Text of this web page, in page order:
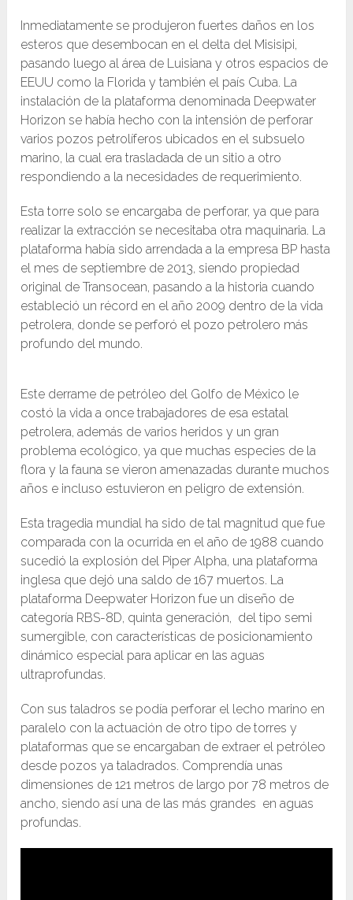
Inmediatamente se produjeron fuertes daños en los
esteros que desembocan en el delta del Misisipi,
pasando luego al área de Luisiana y otros espacios de
EEUU como la Florida y también el país Cuba. La
instalación de la plataforma denominada Deepwater
Horizon se había hecho con la intensión de perforar
varios pozos petrolíferos ubicados en el subsuelo
marino, la cual era trasladada de un sitio a otro
respondiendo a la necesidades de requerimiento.
Esta torre solo se encargaba de perforar, ya que para
realizar la extracción se necesitaba otra maquinaria. La
plataforma había sido arrendada a la empresa BP hasta
el mes de septiembre de 2013, siendo propiedad
original de Transocean, pasando a la historia cuando
estableció un récord en el año 2009 dentro de la vida
petrolera, donde se perforó el pozo petrolero más
profundo del mundo.
Este derrame de petróleo del Golfo de México le
costó la vida a once trabajadores de esa estatal
petrolera, además de varios heridos y un gran
problema ecológico, ya que muchas especies de la
flora y la fauna se vieron amenazadas durante muchos
años e incluso estuvieron en peligro de extensión.
Esta tragedia mundial ha sido de tal magnitud que fue
comparada con la ocurrida en el año de 1988 cuando
sucedió la explosión del Piper Alpha, una plataforma
inglesa que dejó una saldo de 167 muertos. La
plataforma Deepwater Horizon fue un diseño de
categoría RBS-8D, quinta generación, del tipo semi
sumergible, con características de posicionamiento
dinámico especial para aplicar en las aguas
ultraprofundas.
Con sus taladros se podía perforar el lecho marino en
paralelo con la actuación de otro tipo de torres y
plataformas que se encargaban de extraer el petróleo
desde pozos ya taladrados. Comprendía unas
dimensiones de 121 metros de largo por 78 metros de
ancho, siendo así una de las más grandes en aguas
profundas.